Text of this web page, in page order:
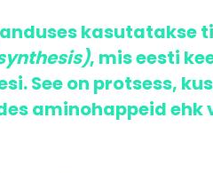
kasutatakse
, mis eesti
See on protsess,
aminohappeid ehk